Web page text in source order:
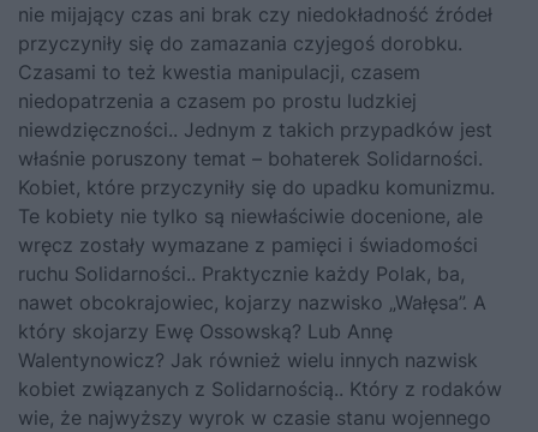
nie mijający czas ani brak czy niedokładność źródeł
przyczyniły się do zamazania czyjegoś dorobku.
Czasami to też kwestia manipulacji, czasem
niedopatrzenia a czasem po prostu ludzkiej
niewdzięczności.. Jednym z takich przypadków jest
właśnie poruszony temat – bohaterek Solidarności.
Kobiet, które przyczyniły się do upadku komunizmu.
Te kobiety nie tylko są niewłaściwie docenione, ale
wręcz zostały wymazane z pamięci i świadomości
ruchu Solidarności.. Praktycznie każdy Polak, ba,
nawet obcokrajowiec, kojarzy nazwisko „Wałęsa”. A
który skojarzy Ewę Ossowską? Lub Annę
Walentynowicz? Jak również wielu innych nazwisk
kobiet związanych z Solidarnością.. Który z rodaków
wie, że najwyższy wyrok w czasie stanu wojennego